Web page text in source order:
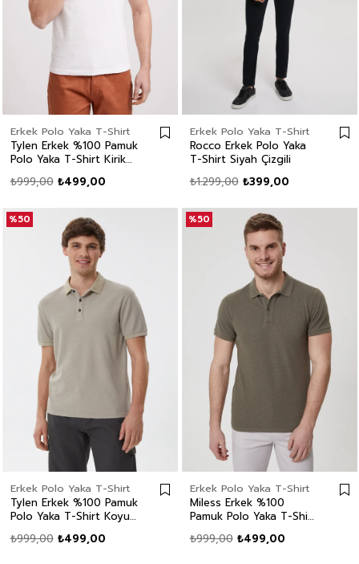
Erkek Polo Yaka T-Shirt
Tylen Erkek %100 Pamuk
Polo Yaka T-Shirt Kirik
₺499,00
₺999,00
Erkek Polo Yaka T-Shirt
Rocco Erkek Polo Yaka
T-Shirt Siyah Çizgili
₺399,00
₺1.299,00
Erkek Polo Yaka T-Shirt
Tylen Erkek %100 Pamuk
Polo Yaka T-Shirt Koyu
₺499,00
₺999,00
%50
Erkek Polo Yaka T-Shirt
Miless Erkek %100
Pamuk Polo Yaka T-Shirt
₺499,00
₺999,00
%50